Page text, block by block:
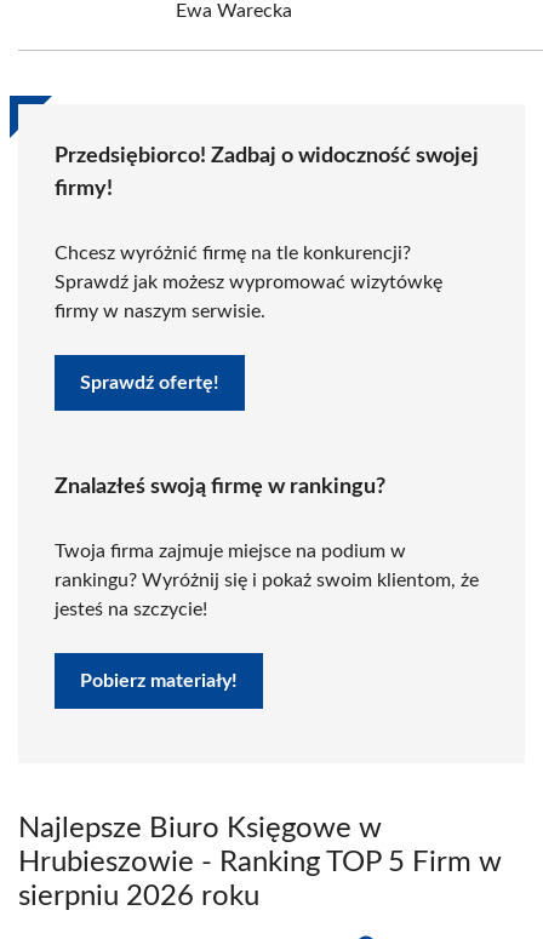
Ewa Warecka
Przedsiębiorco! Zadbaj o widoczność swojej
firmy!
Chcesz wyróżnić firmę na tle konkurencji?
Sprawdź jak możesz wypromować wizytówkę
firmy w naszym serwisie.
Sprawdź ofertę!
Znalazłeś swoją firmę w rankingu?
Twoja firma zajmuje miejsce na podium w
rankingu? Wyróżnij się i pokaż swoim klientom, że
jesteś na szczycie!
Pobierz materiały!
Najlepsze Biuro Księgowe w
Hrubieszowie - Ranking TOP 5 Firm w
sierpniu 2026 roku